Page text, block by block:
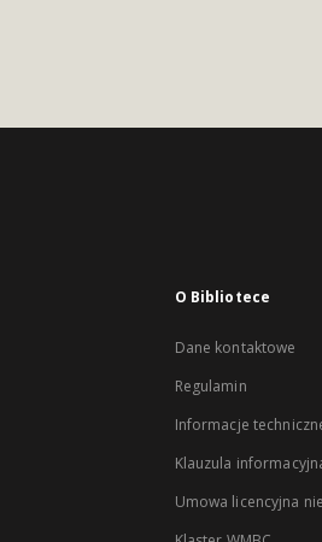
O Bibliotece
Dane kontaktowe
Regulamin
Informacje
Klauzula
Umowa licencyjna